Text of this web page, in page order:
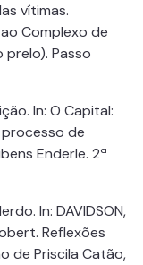
vítimas.
Complexo de
prelo). Passo
In: O Capital:
de
Enderle. 2ª
In: DAVIDSON,
Reflexões
de Priscila Catão,